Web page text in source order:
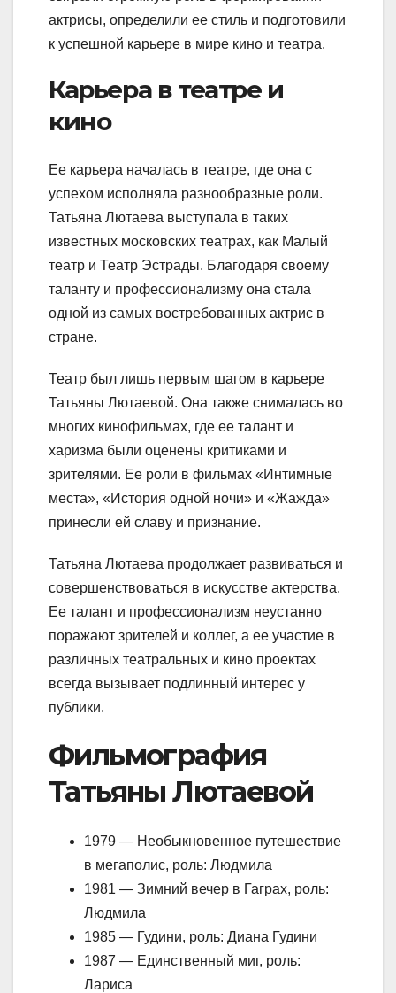
актрисы, определили ее стиль и подготовили
к успешной карьере в мире кино и театра.
Карьера в театре и
кино
Ее карьера началась в театре, где она с
успехом исполняла разнообразные роли.
Татьяна Лютаева выступала в таких
известных московских театрах, как Малый
театр и Театр Эстрады. Благодаря своему
таланту и профессионализму она стала
одной из самых востребованных актрис в
стране.
Театр был лишь первым шагом в карьере
Татьяны Лютаевой. Она также снималась во
многих кинофильмах, где ее талант и
харизма были оценены критиками и
зрителями. Ее роли в фильмах «Интимные
места», «История одной ночи» и «Жажда»
принесли ей славу и признание.
Татьяна Лютаева продолжает развиваться и
совершенствоваться в искусстве актерства.
Ее талант и профессионализм неустанно
поражают зрителей и коллег, а ее участие в
различных театральных и кино проектах
всегда вызывает подлинный интерес у
публики.
Фильмография
Татьяны Лютаевой
1979 — Необыкновенное путешествие
в мегаполис, роль: Людмила
1981 — Зимний вечер в Гаграх, роль:
Людмила
1985 — Гудини, роль: Диана Гудини
1987 — Единственный миг, роль:
Лариса